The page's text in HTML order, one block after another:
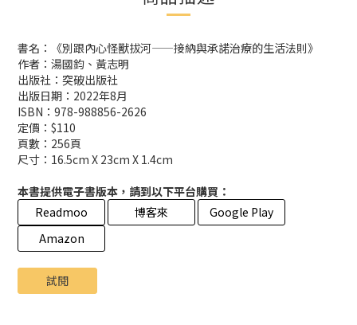
書名：《別跟內心怪獸拔河——接納與承諾治療的生活法則》
作者：湯國鈞、黃志明
出版社：突破出版社
出版日期：2022年8月
ISBN：978-988856-2626
定價：$110
頁數：256頁
尺寸：16.5cm X 23cm X 1.4cm
本書提供電子書版本，請到以下平台購買：
Readmoo
博客來
Google Play
Amazon
試閱